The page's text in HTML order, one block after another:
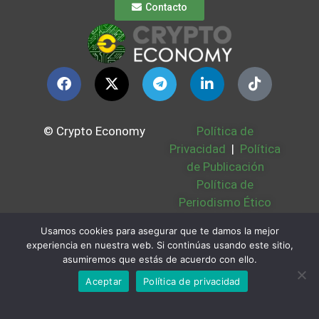
Contacto
© Crypto Economy
Política de
Privacidad | Política
de Publicación
Política de
Periodismo Ético
Bases Legales |
Partners | Sobre
Nosotros
Usamos cookies para asegurar que te damos la mejor
experiencia en nuestra web. Si continúas usando este sitio,
asumiremos que estás de acuerdo con ello.
Aceptar
Política de privacidad